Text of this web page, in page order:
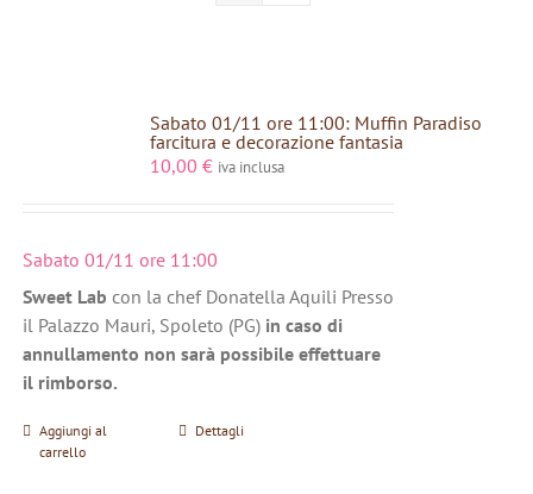
Sabato 01/11 ore 11:00: Muffin Paradiso
farcitura e decorazione fantasia
10,00 € iva inclusa
Sabato 01/11 ore 11:00
Sweet Lab con la chef Donatella Aquili Presso
il Palazzo Mauri, Spoleto (PG) in caso di
annullamento non sarà possibile effettuare
il rimborso.
Aggiungi al
carrello
Dettagli